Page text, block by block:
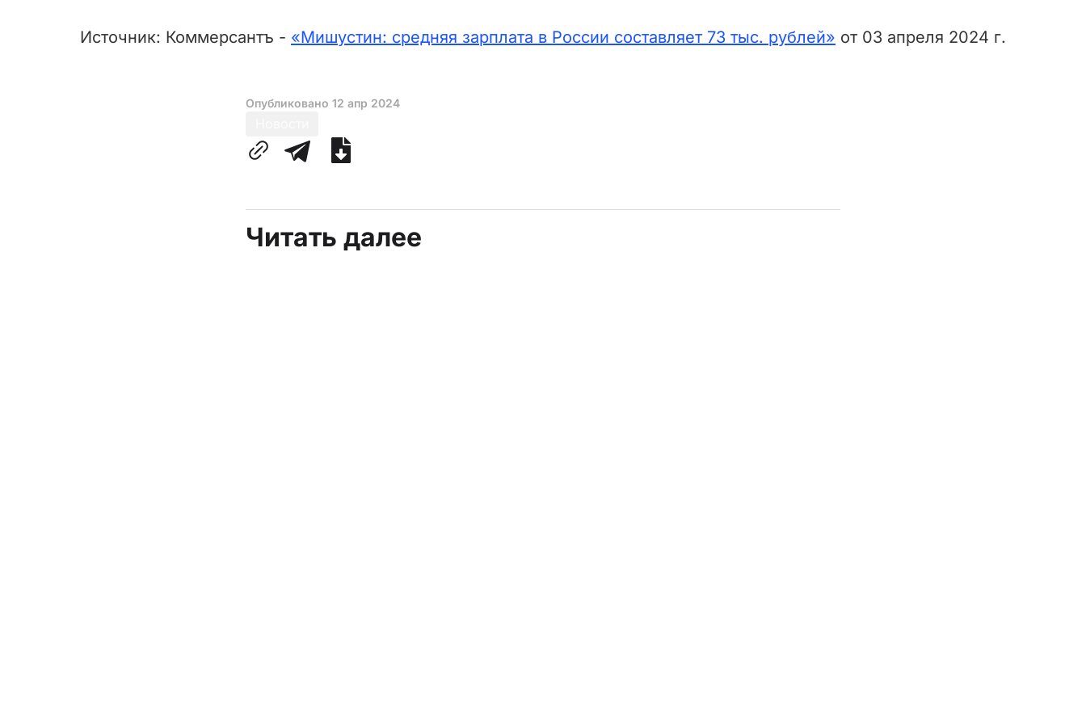
Источник: Коммерсантъ - «Мишустин: средняя зарплата в России составляет 73 тыс. рублей» от 03 апреля 2024 г.
Опубликовано 12 апр 2024
Читать далее